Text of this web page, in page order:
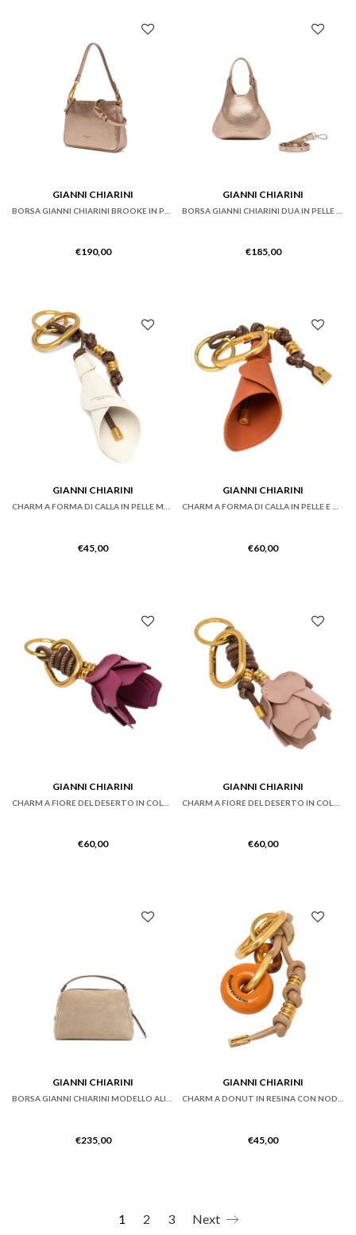
GIANNI CHIARINI
€190,00
GIANNI CHIARINI
€185,00
GIANNI CHIARINI
CHARM A FORMA DI CALLA IN PELLE MARBLE
€45,00
GIANNI CHIARINI
CHARM A FORMA DI CALLA IN PELLE E METALLO SPICE
€60,00
GIANNI CHIARINI
€60,00
GIANNI CHIARINI
€60,00
GIANNI CHIARINI
BORSA GIANNI CHIARINI MODELLO ALIFA IN PELLE ROSA CIPRIA
€235,00
GIANNI CHIARINI
CHARM A DONUT IN RESINA CON NODI IN PELLE
€45,00
1 2 3 Next